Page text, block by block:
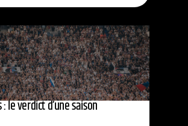
: le verdict d’une saison